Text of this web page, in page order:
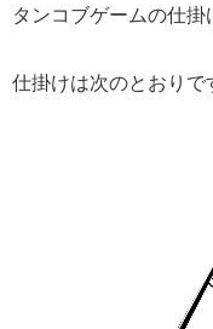
タンコブゲームの仕掛
仕掛けは次のとおりで